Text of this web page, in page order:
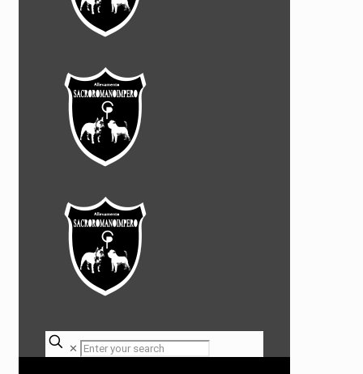
✕